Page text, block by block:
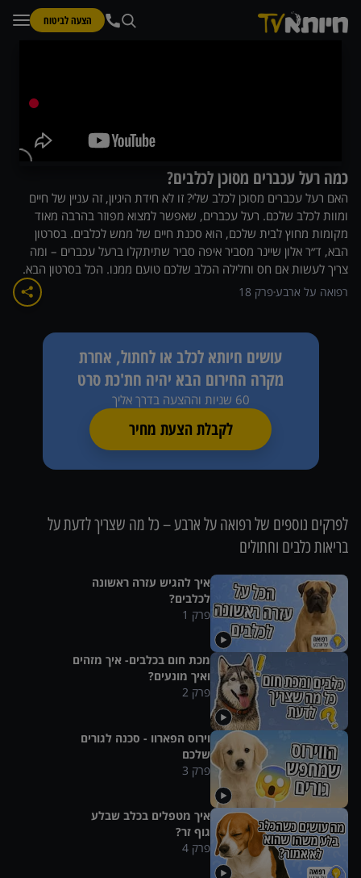
הצעה לביטוח
כמה רעל עכברים מסוכן לכלבים?
האם רעל עכברים מסוכן לכלב שלי? זו לא חידת היגיון, זה עניין של חיים
ומוות לכלב שלכם. רעל עכברים, שאפשר למצוא מפוזר בהרבה מאוד
מקומות מחוץ לבית שלכם, הוא סכנת חיים של ממש לכלבים. בסרטון
הבא, ד״ר אלון שיינר מסביר איפה סביר שתיתקלו ברעל עכברים – ומה
צריך לעשות אם חס וחלילה הכלב שלכם טועם ממנו. הכל בסרטון הבא.
פרק 18 רפואה על ארבע
עושים חיותא לכלב או לחתול, אחרת
מקרה החירום הבא יהיה חת'כת סרט
60 שניות וההצעה בדרך אליך
לקבלת הצעת מחיר
לפרקים נוספים של רפואה על ארבע – כל מה שצריך לדעת על
בריאות כלבים וחתולים
איך להגיש עזרה ראשונה
לכלבים?
פרק 1
מכת חום בכלבים- איך מזהים
ואיך מונעים?
פרק2
וירוס הפארוו - סכנה לגורים
שלכם
פרק 3
איך מטפלים בכלב שבלע
גוף זר?
פרק4